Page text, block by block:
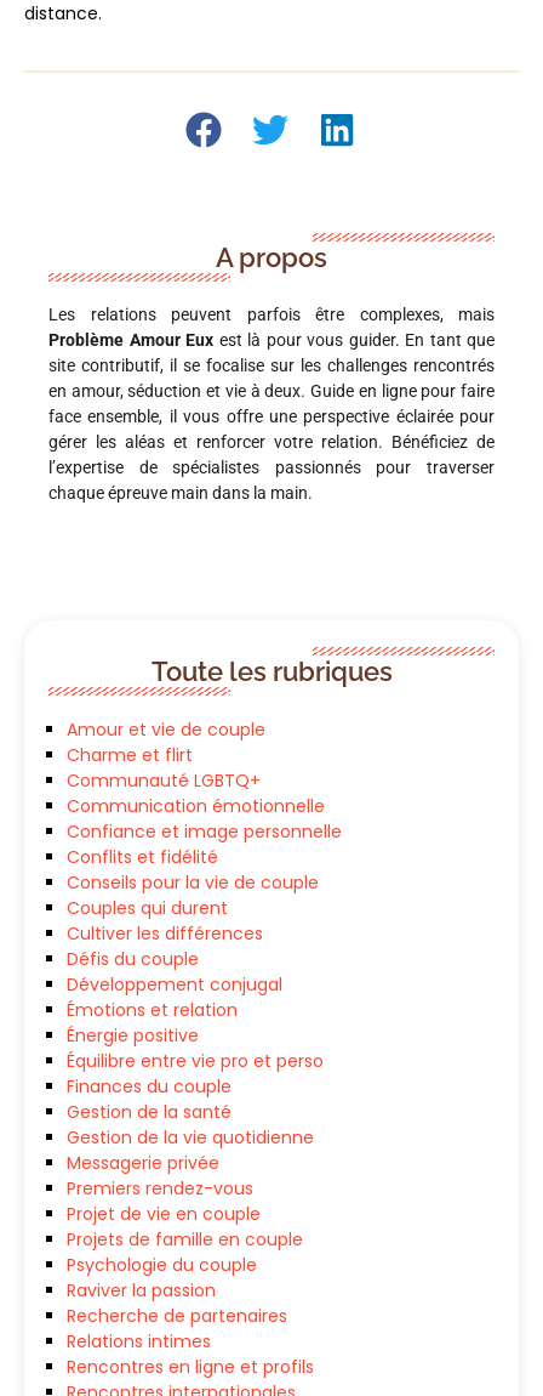
distance.
A propos
Les relations peuvent parfois être complexes, mais
Problème Amour Eux est là pour vous guider. En tant que
site contributif, il se focalise sur les challenges rencontrés
en amour, séduction et vie à deux. Guide en ligne pour faire
face ensemble, il vous offre une perspective éclairée pour
gérer les aléas et renforcer votre relation. Bénéficiez de
l’expertise de spécialistes passionnés pour traverser
chaque épreuve main dans la main.
Toute les rubriques
Amour et vie de couple
Charme et flirt
Communauté LGBTQ+
Communication émotionnelle
Confiance et image personnelle
Conflits et fidélité
Conseils pour la vie de couple
Couples qui durent
Cultiver les différences
Défis du couple
Développement conjugal
Émotions et relation
Énergie positive
Équilibre entre vie pro et perso
Finances du couple
Gestion de la santé
Gestion de la vie quotidienne
Messagerie privée
Premiers rendez-vous
Projet de vie en couple
Projets de famille en couple
Psychologie du couple
Raviver la passion
Recherche de partenaires
Relations intimes
Rencontres en ligne et profils